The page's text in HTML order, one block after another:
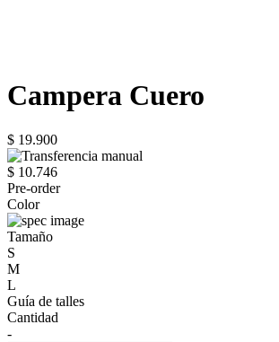
Campera Cuero
$ 19.900
$ 10.746
Pre-order
Color
Tamaño
S
M
L
Guía de talles
Cantidad
-